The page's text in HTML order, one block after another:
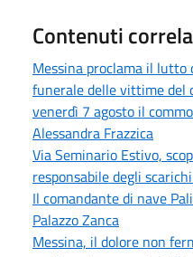
Contenuti
Messina proclama il
funerale delle vittime del
venerdì 7 agosto il
Alessandra Frazzica
Via Seminario Estivo,
responsabile degli
Il comandante di nave
Palazzo Zanca
Messina, il dolore non